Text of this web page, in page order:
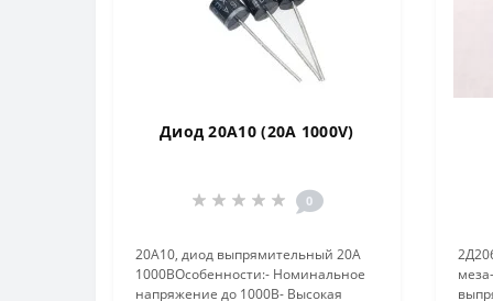
Диод 20A10 (20A 1000V)
0
20A10, диод выпрямительный 20А
1000ВОсобенности:- Номинальное
напряжение до 1000В- Высокая